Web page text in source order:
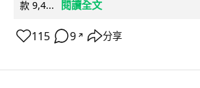
款 9,4...
閱讀全文
115 9 ↗ 分享